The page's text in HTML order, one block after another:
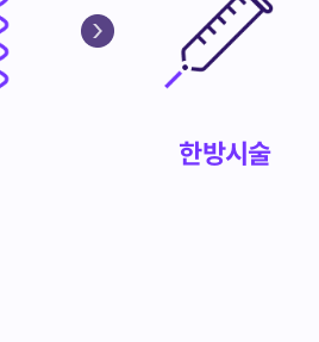
한방시술